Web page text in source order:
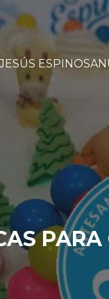
JESÚS ESPINOSA